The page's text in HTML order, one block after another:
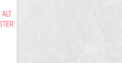
ALT